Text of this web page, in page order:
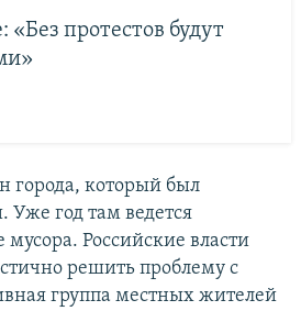
протестов будут
города, который был
Уже год там ведется
мусора. Российские власти
решить проблему с
группа местных жителей